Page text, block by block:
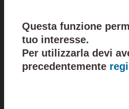
Questa funzione
tuo interesse.
Per utilizzarla devi
precedentemente